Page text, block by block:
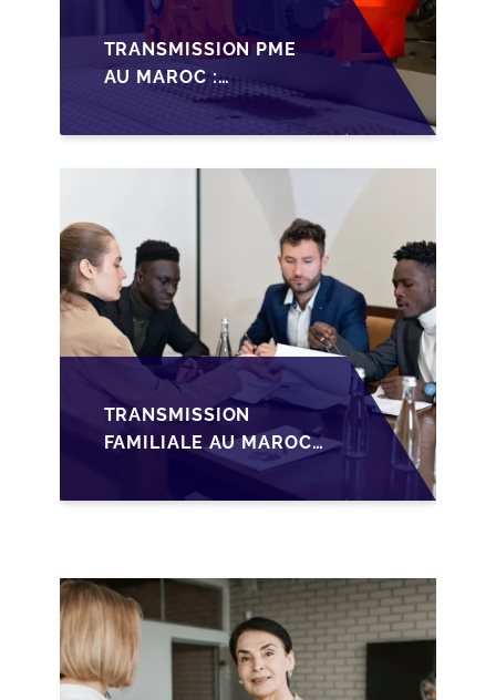
TRANSMISSION PME
AU MAROC :
PRÉPARATIONS CLÉS
POUR LES
TRANSMISSION
FAMILIALE AU MAROC :
ANTICIPER LA
GOUVERNANCE POUR